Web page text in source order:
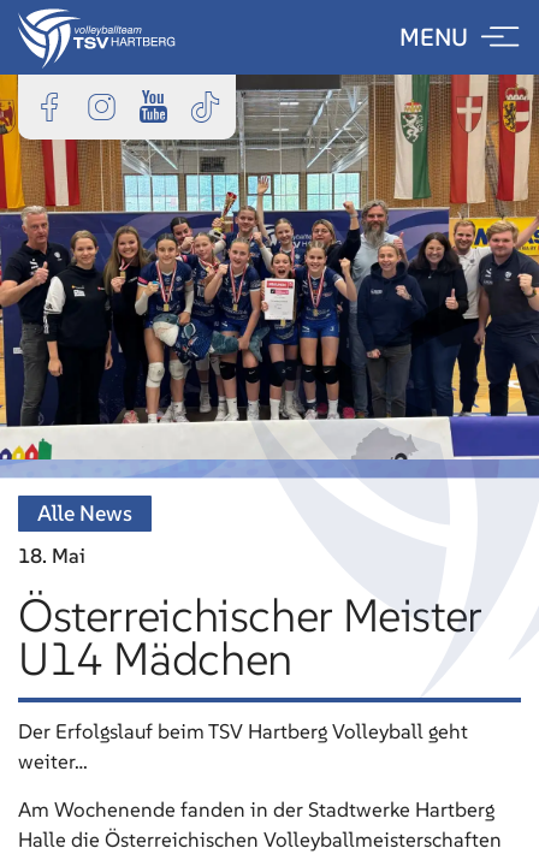
Skip
content
MENU
Alle News
18. Mai
Österreichischer Meister
U14 Mädchen
Der Erfolgslauf beim TSV Hartberg Volleyball geht
weiter…
Am Wochenende fanden in der Stadtwerke Hartberg
Halle die Österreichischen Volleyballmeisterschaften